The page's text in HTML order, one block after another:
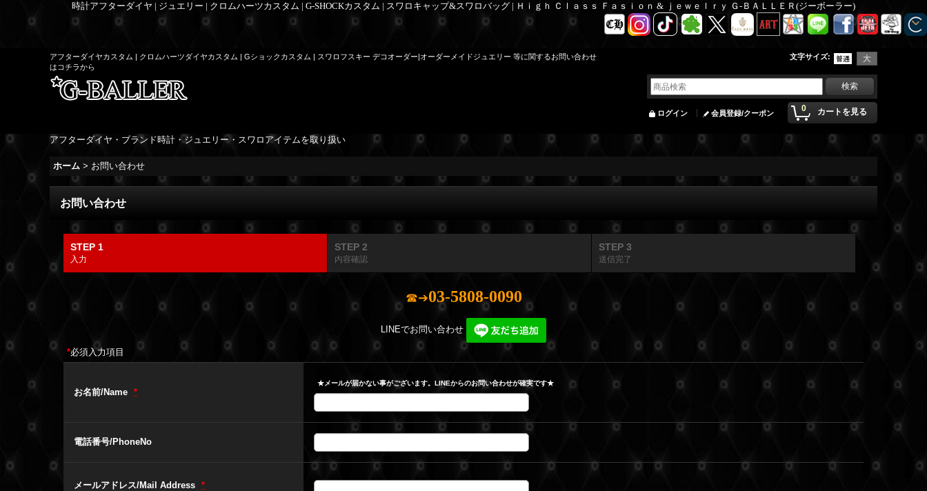
時計アフターダイヤ | ジュエリー | クロムハーツカスタム | G-SHOCKカスタム | スワロキャップ&スワロバッグ | Ｈｉｇｈ Ｃｌａｓｓ Ｆａｓｉｏｎ & ｊｅｗｅｌｒｙ Ｇ-ＢＡＬＬＥＲ(ジーボーラー)
アフターダイヤカスタム | クロムハーツダイヤカスタム | Gショックカスタム | スワロフスキー デコオーダー|オーダーメイドジュエリー 等に関するお問い合わせ
はコチラから
文字サイズ:
0 カートを見る
ログイン 会員登録/クーポン
アフターダイヤ・ブランド時計・ジュエリー・スワロアイテムを取り扱い
ホーム > お問い合わせ
お問い合わせ
STEP 1
入力
STEP 2
内容確認
STEP 3
送信完了
☎➔03-5808-0090
LINEでお問い合わせ
*必須入力項目
お名前/Name *
★メールが届かない事がございます。LINEからのお問い合わせが確実です★
電話番号/PhoneNo
メールアドレス/Mail Address *